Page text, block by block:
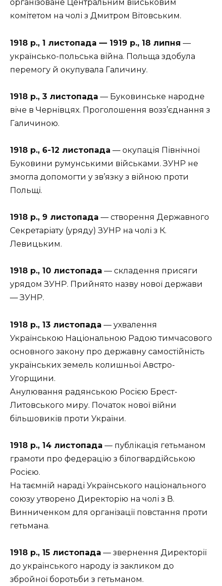
організоване Центральним військовим
комітетом на чолі з Дмитром Вітовським.
1918 р., 1 листопада — 1919 р., 18 липня —
українсько-польська війна. Польща здобула
перемогу й окупувала Галичину.
1918 р., 3 листопада — Буковинське народне
віче в Чернівцях. Проголошення возз’єднання з
Галичиною.
1918 р., 6-12 листопада — окупація Північної
Буковини румунськими військами. ЗУНР не
змогла допомогти у зв’язку з війною проти
Польщі.
1918 р., 9 листопада — створення Державного
Секретаріату (уряду) ЗУНР на чолі з К.
Левицьким.
1918 р., 10 листопада — складення присяги
урядом ЗУНР. Прийнято назву нової держави
— ЗУНР.
1918 р., 13 листопада — ухвалення
Українською Національною Радою тимчасового
основного закону про державну самостійність
українських земель колишньої Австро-
Угорщини.
Анулювання радянською Росією Брест-
Литовського миру. Початок нової війни
більшовиків проти України.
1918 р., 14 листопада — публікація гетьманом
грамоти про федерацію з білогвардійською
Росією.
На таємній нараді Українського національного
союзу утворено Директорію на чолі з В.
Винниченком для організації повстання проти
гетьмана.
1918 р., 15 листопада — звернення Директорії
до українського народу із закликом до
збройної боротьби з гетьманом.